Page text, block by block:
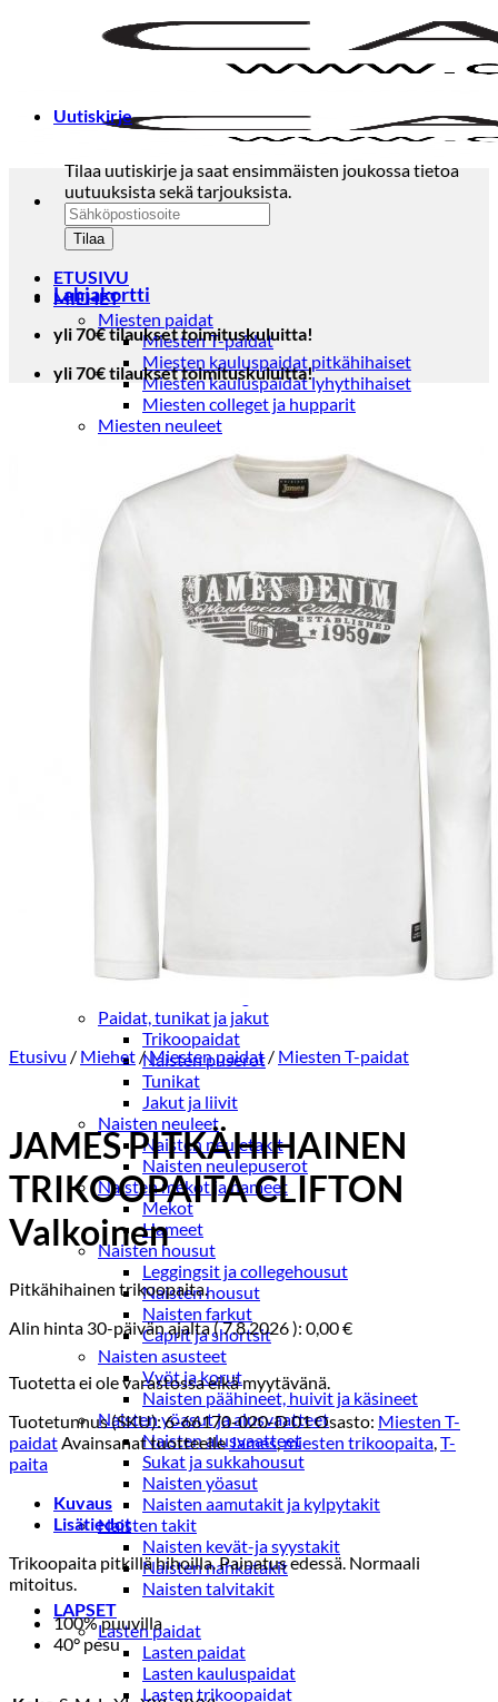
ETUSIVU
MIEHET
Miesten paidat
Miesten T-paidat
Miesten kauluspaidat pitkähihaiset
Miesten kauluspaidat lyhythihaiset
Miesten colleget ja hupparit
Miesten neuleet
Miesten neuletakit
Puvut ja blazerit
Miesten housut
Miesten housut
Miesten farkut
Miesten collegehousut
Miesten shortsit
Miesten asusteet
Vyöt ja olkaimet
Solmiot, rusetit ja taskuliinat
Miesten päähineet, huivit ja käsineet
Miesten kevät-ja syystakit
Miesten talvitakit
Naisten paidat
Paidat, tunikat ja jakut
Trikoopaidat
Naisten puserot
Tunikat
Jakut ja liivit
Naisten neuleet
Naisten neuletakit
Naisten neulepuserot
Naisten mekot ja hameet
Mekot
Hameet
Naisten housut
Leggingsit ja collegehousut
Naisten housut
Naisten farkut
Caprit ja shortsit
Naisten asusteet
Vyöt ja korut
Naisten päähineet, huivit ja käsineet
Naisten yöasut ja alusvaatteet
Naisten alusvaatteet
Sukat ja sukkahousut
Naisten yöasut
Naisten aamutakit ja kylpytakit
Naisten takit
Naisten kevät-ja syystakit
Naisten nahkatakit
Naisten talvitakit
LAPSET
Lasten paidat
Lasten paidat
Lasten kauluspaidat
Lasten trikoopaidat
Uutiskirje
Tilaa uutiskirje ja saat ensimmäisten joukossa tietoa
uutuuksista sekä tarjouksista.
Lahjakortti
yli 70€ tilaukset toimituskuluitta!
yli 70€ tilaukset toimituskuluitta!
Etusivu / Miehet /Miesten paidat / Miesten T-paidat
JAMES PITKÄHIHAINEN
TRIKOOPAITA CLIFTON
Valkoinen
Pitkähihainen trikoopaita.
Alin hinta 30-päivän ajalta (7.8.2026): 0,00€
Tuotetta ei ole varastossa eikä myytävänä.
Tuotetunnus (SKU):6-66170-020-D 01Osasto: Miesten T-
paidatAvainsanat tuotteelleJames,miesten trikoopaita,T-
paita
Kuvaus
Lisätiedot
Trikoopaita pitkillä hihoilla. Painatus edessä. Normaali
mitoitus.
100% puuvilla
40° pesu